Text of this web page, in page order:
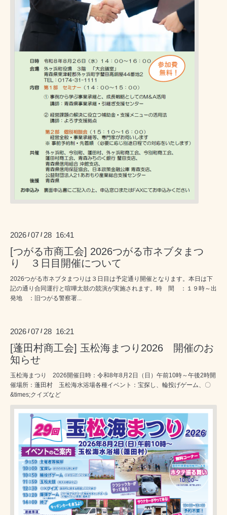
2026 /07 /28 16:41
[つがる市商工会] 2026つがる市ネブタまつ
り ３日目開催について
2026つがる市ネブタまつりは３日目は予定通り開催となります。本日は下
記の通り合同運行と喧嘩太鼓の競演が実施されます。時 間 ：１９時～出
発地 ：旧つがる警察署...
2026 /07 /28 16:21
[蓬田村商工会] 玉松海まつり2026 開催のお
知らせ
玉松海まつり 2026開催日時：令和8年8月2日（日）午前10時～午後2時開
催場所：蓬田村 玉松海水浴場各種イベント：宝探し、輪投げゲーム、〇
&times;クイズなど